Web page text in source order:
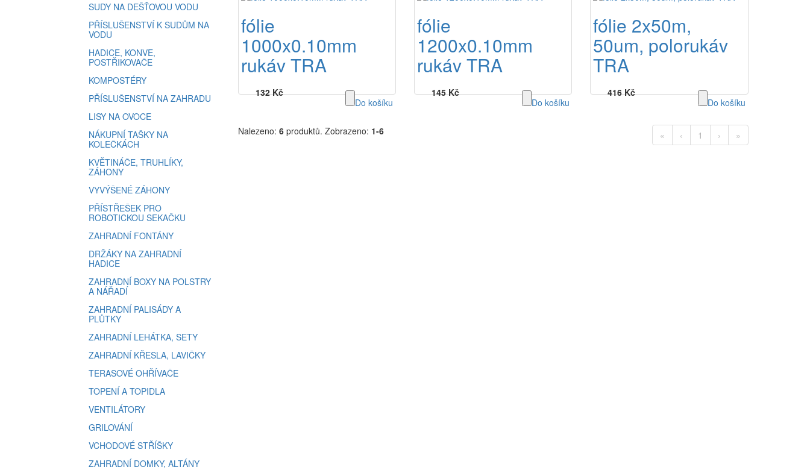
SUDY NA DEŠŤOVOU VODU
PŘÍSLUŠENSTVÍ K SUDŮM NA
VODU
HADICE, KONVE,
POSTŘIKOVAČE
KOMPOSTÉRY
PŘÍSLUŠENSTVÍ NA ZAHRADU
LISY NA OVOCE
NÁKUPNÍ TAŠKY NA
KOLEČKÁCH
KVĚTINÁČE, TRUHLÍKY,
ZÁHONY
VYVÝŠENÉ ZÁHONY
PŘÍSTŘEŠEK PRO
ROBOTICKOU SEKAČKU
ZAHRADNÍ FONTÁNY
DRŽÁKY NA ZAHRADNÍ
HADICE
ZAHRADNÍ BOXY NA POLSTRY
A NÁŘADÍ
ZAHRADNÍ PALISÁDY A
PLŮTKY
ZAHRADNÍ LEHÁTKA, SETY
ZAHRADNÍ KŘESLA, LAVIČKY
TERASOVÉ OHŘÍVAČE
TOPENÍ A TOPIDLA
VENTILÁTORY
GRILOVÁNÍ
VCHODOVÉ STŘÍŠKY
ZAHRADNÍ DOMKY, ALTÁNY
fólie
1000x0.10mm
rukáv TRA
132 Kč
Do košíku
fólie
1200x0.10mm
rukáv TRA
145 Kč
Do košíku
fólie 2x50m,
50um, polorukáv
TRA
416 Kč
Do košíku
Nalezeno: 6produktů. Zobrazeno: 1-6 « ‹ 1 › »